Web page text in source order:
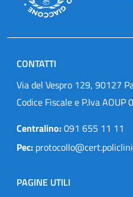
CONTATTI
Via del Vespro 129, 90127
Codice Fiscale e P.Iva
Centralino:091 655 11 11
Pec:
PAGINE UTILI